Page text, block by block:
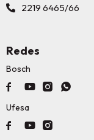
2219 6465/66
Redes
Bosch
   
Ufesa
  